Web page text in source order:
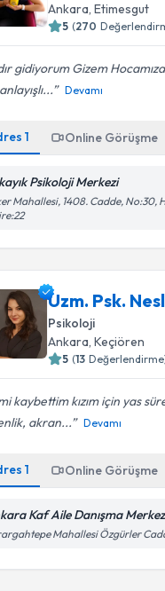
Ankara, Etimesgut
5 (270
gidiyorum Gizem
Devamı
1 Online Görüşme
Psikoloji Merkezi
Mahallesi, 1408. Cadde, No:30,
Uzm. Psk.
Psikoloji
Ankara, Keçiören
5 (13
kaybettim kızım için yas
akran...
Devamı
1 Online Görüşme
Kaf Aile Danışma
Mahallesi Özgürler